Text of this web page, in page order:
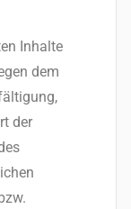
Inhalte
dem
der